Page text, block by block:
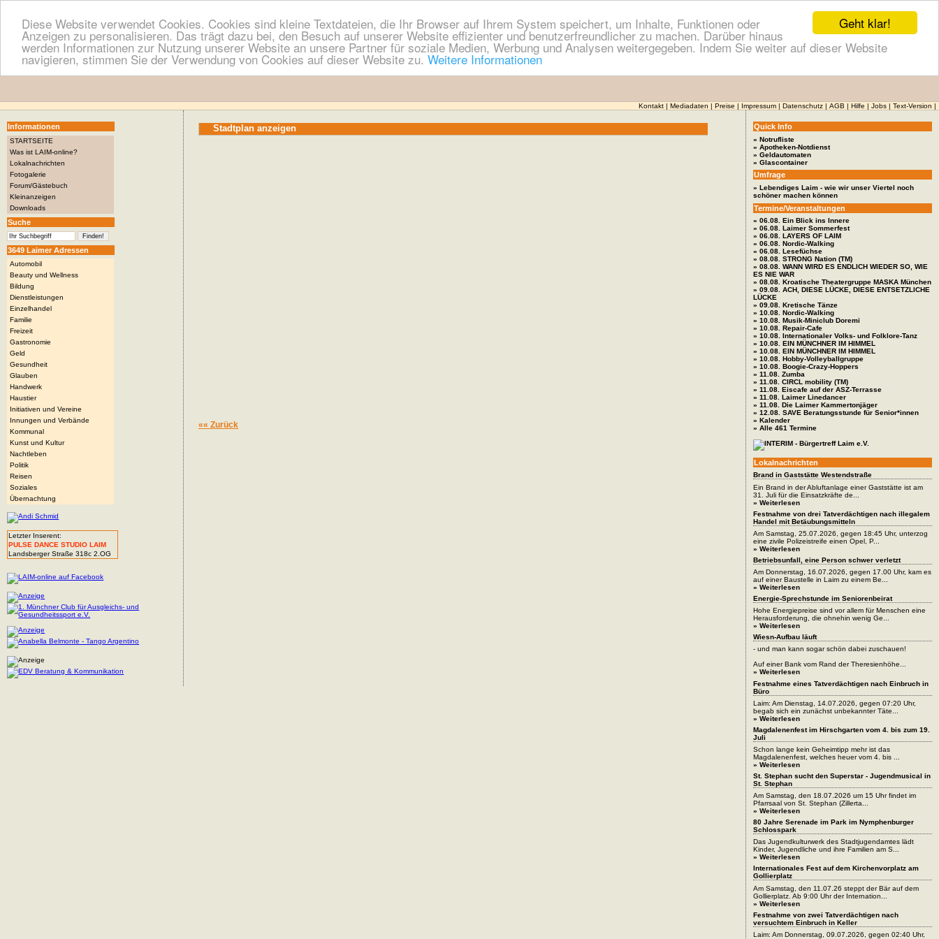
Geht klar!
Diese Website verwendet Cookies. Cookies sind kleine Textdateien, die Ihr Browser auf Ihrem System speichert, um Inhalte, Funktionen oder
Anzeigen zu personalisieren. Das trägt dazu bei, den Besuch auf unserer Website effizienter und benutzerfreundlicher zu machen. Darüber hinaus
werden Informationen zur Nutzung unserer Website an unsere Partner für soziale Medien, Werbung und Analysen weitergegeben. Indem Sie weiter auf dieser Website
navigieren, stimmen Sie der Verwendung von Cookies auf dieser Website zu. Weitere Informationen
Kontakt Mediadaten Preise Impressum Datenschutz AGB Hilfe Jobs Text-Version
Informationen
STARTSEITE
Was ist LAIM-online?
Lokalnachrichten
Fotogalerie
Forum/Gästebuch
Kleinanzeigen
Downloads
Suche
3649 Laimer Adressen
Automobil
Beauty und Wellness
Bildung
Dienstleistungen
Einzelhandel
Familie
Freizeit
Gastronomie
Geld
Gesundheit
Glauben
Handwerk
Haustier
Initiativen und Vereine
Innungen und Verbände
Kommunal
Kunst und Kultur
Nachtleben
Politik
Reisen
Soziales
Übernachtung
Letzter Inserent:
PULSE DANCE STUDIO LAIM
Landsberger Straße 318c 2.OG
Stadtplan anzeigen
«« Zurück
Quick Info
» Notrufliste
» Apotheken-Notdienst
» Geldautomaten
» Glascontainer
Umfrage
» Lebendiges Laim - wie wir unser Viertel noch
schöner machen können
Termine/Veranstaltungen
» 06.08. Ein Blick ins Innere
» 06.08. Laimer Sommerfest
» 06.08. LAYERS OF LAIM
» 06.08. Nordic-Walking
» 06.08. Lesefüchse
» 08.08. STRONG Nation (TM)
» 08.08. WANN WIRD ES ENDLICH WIEDER SO, WIE
ES NIE WAR
» 08.08. Kroatische Theatergruppe MASKA München
» 09.08. ACH, DIESE LÜCKE, DIESE ENTSETZLICHE
LÜCKE
» 09.08. Kretische Tänze
» 10.08. Nordic-Walking
» 10.08. Musik-Miniclub Doremi
» 10.08. Repair-Cafe
» 10.08. Internationaler Volks- und Folklore-Tanz
» 10.08. EIN MÜNCHNER IM HIMMEL
» 10.08. EIN MÜNCHNER IM HIMMEL
» 10.08. Hobby-Volleyballgruppe
» 10.08. Boogie-Crazy-Hoppers
» 11.08. Zumba
» 11.08. CIRCL mobility (TM)
» 11.08. Eiscafe auf der ASZ-Terrasse
» 11.08. Laimer Linedancer
» 11.08. Die Laimer Kammertonjäger
» 12.08. SAVE Beratungsstunde für Senior*innen
» Kalender
» Alle 461 Termine
Lokalnachrichten
Brand in Gaststätte Westendstraße
Ein Brand in der Abluftanlage einer Gaststätte ist am
31. Juli für die Einsatzkräfte de...
» Weiterlesen
Festnahme von drei Tatverdächtigen nach illegalem
Handel mit Betäubungsmitteln
Am Samstag, 25.07.2026, gegen 18:45 Uhr, unterzog
eine zivile Polizeistreife einen Opel, P...
» Weiterlesen
Betriebsunfall, eine Person schwer verletzt
Am Donnerstag, 16.07.2026, gegen 17.00 Uhr, kam es
auf einer Baustelle in Laim zu einem Be...
» Weiterlesen
Energie-Sprechstunde im Seniorenbeirat
Hohe Energiepreise sind vor allem für Menschen eine
Herausforderung, die ohnehin wenig Ge...
» Weiterlesen
Wiesn-Aufbau läuft
- und man kann sogar schön dabei zuschauen!
Auf einer Bank vom Rand der Theresienhöhe...
» Weiterlesen
Festnahme eines Tatverdächtigen nach Einbruch in
Büro
Laim: Am Dienstag, 14.07.2026, gegen 07:20 Uhr,
begab sich ein zunächst unbekannter Täte...
» Weiterlesen
Magdalenenfest im Hirschgarten vom 4. bis zum 19.
Juli
Schon lange kein Geheimtipp mehr ist das
Magdalenenfest, welches heuer vom 4. bis ...
» Weiterlesen
St. Stephan sucht den Superstar - Jugendmusical in
St. Stephan
Am Samstag, den 18.07.2026 um 15 Uhr findet im
Pfarrsaal von St. Stephan (Zillerta...
» Weiterlesen
80 Jahre Serenade im Park im Nymphenburger
Schlosspark
Das Jugendkulturwerk des Stadtjugendamtes lädt
Kinder, Jugendliche und ihre Familien am S...
» Weiterlesen
Internationales Fest auf dem Kirchenvorplatz am
Gollierplatz
Am Samstag, den 11.07.26 steppt der Bär auf dem
Gollierplatz. Ab 9:00 Uhr der Internation...
» Weiterlesen
Festnahme von zwei Tatverdächtigen nach
versuchtem Einbruch in Keller
Laim: Am Donnerstag, 09.07.2026, gegen 02:40 Uhr,